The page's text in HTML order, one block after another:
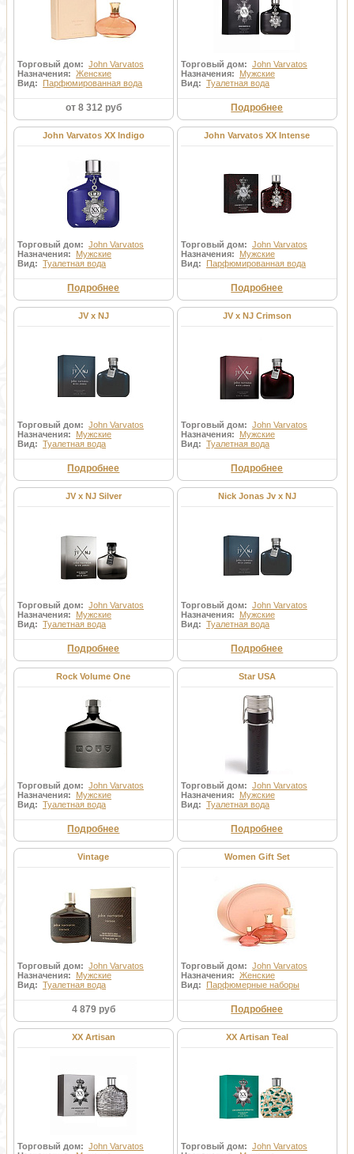
Торговый дом: John Varvatos
Назначения: Женские
Вид: Парфюмированная вода
от 8 312 руб
Торговый дом: John Varvatos
Назначения: Мужские
Вид: Туалетная вода
Подробнее
John Varvatos XX Indigo
Торговый дом: John Varvatos
Назначения: Мужские
Вид: Туалетная вода
Подробнее
John Varvatos XX Intense
Торговый дом: John Varvatos
Назначения: Мужские
Вид: Парфюмированная вода
Подробнее
JV x NJ
Торговый дом: John Varvatos
Назначения: Мужские
Вид: Туалетная вода
Подробнее
JV x NJ Crimson
Торговый дом: John Varvatos
Назначения: Мужские
Вид: Туалетная вода
Подробнее
JV x NJ Silver
Торговый дом: John Varvatos
Назначения: Мужские
Вид: Туалетная вода
Подробнее
Nick Jonas Jv x NJ
Торговый дом: John Varvatos
Назначения: Мужские
Вид: Туалетная вода
Подробнее
Rock Volume One
Торговый дом: John Varvatos
Назначения: Мужские
Вид: Туалетная вода
Подробнее
Star USA
Торговый дом: John Varvatos
Назначения: Мужские
Вид: Туалетная вода
Подробнее
Vintage
Торговый дом: John Varvatos
Назначения: Мужские
Вид: Туалетная вода
4 879 руб
Women Gift Set
Торговый дом: John Varvatos
Назначения: Женские
Вид: Парфюмерные наборы
Подробнее
XX Artisan
Торговый дом: John Varvatos
XX Artisan Teal
Торговый дом: John Varvatos